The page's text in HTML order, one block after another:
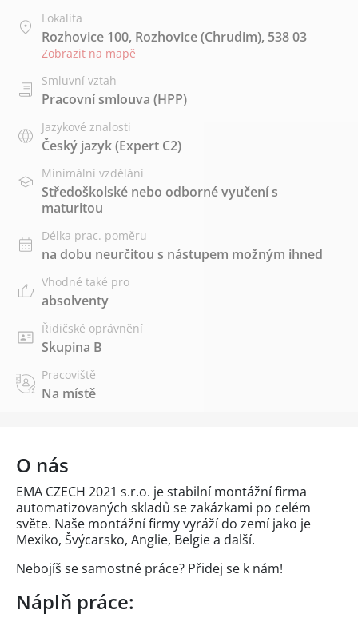
Lokalita
Rozhovice 100, Rozhovice (Chrudim), 538 03
Zobrazit na mapě
Smluvní vztah
Pracovní smlouva (HPP)
Jazykové znalosti
Český jazyk(Expert C2)
Minimální vzdělání
Středoškolské nebo odborné vyučení s
maturitou
Délka prac. poměru
na dobu neurčitou s nástupem možným ihned
Vhodné také pro
absolventy
Řidičské oprávnění
Skupina B
Pracoviště
Na místě
O nás
EMA CZECH 2021 s.r.o. je stabilní montážní firma
automatizovaných skladů se zakázkami po celém
světe. Naše montážní firmy vyráží do zemí jako je
Mexiko, Švýcarsko, Anglie, Belgie a další.
Nebojíš se samostné práce? Přidej se k nám!
Náplň práce: